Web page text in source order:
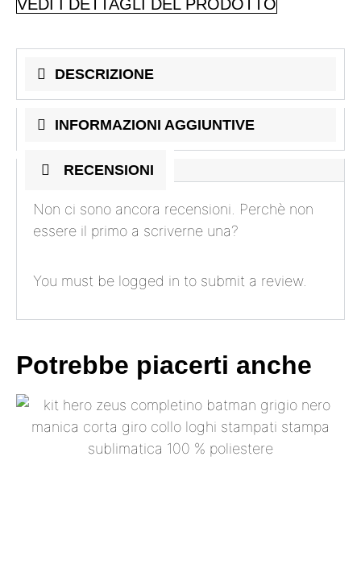
VEDI I DETTAGLI DEL PRODOTTO
DESCRIZIONE
INFORMAZIONI AGGIUNTIVE
RECENSIONI
Non ci sono ancora recensioni. Perchè non
essere il primo a scriverne una?
You must be logged in to submit a review.
Potrebbe piacerti anche